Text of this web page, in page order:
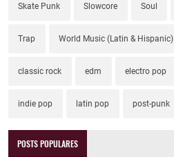
Skate Punk Slowcore Soul
Trap World Music (Latin & Hispanic)
classic rock edm electro pop
indie pop latin pop post-punk
POSTS POPULARES